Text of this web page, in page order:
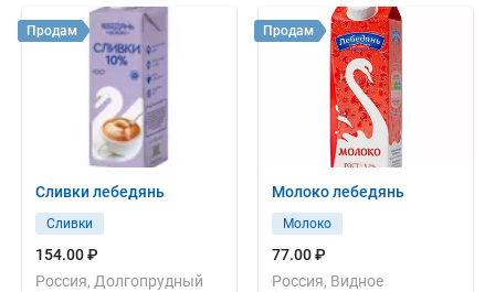
Сливки лебедянь
Сливки
154.00 ₽
Россия, Долгопрудный
Продам
Молоко лебедянь
Молоко
77.00 ₽
Россия, Видное
Продам